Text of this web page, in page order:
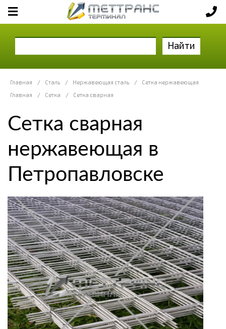
Найти
Главная / Сталь / Нержавеющая сталь /
Сетка нержавеющая
Главная
/ Сетка / Сетка сварная
Сетка сварная
нержавеющая в
Петропавловске